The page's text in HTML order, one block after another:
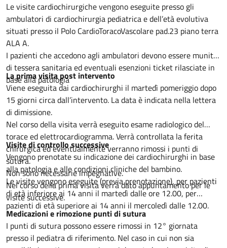
Le visite cardiochirurgiche vengono eseguite presso gli
ambulatori di cardiochirurgia pediatrica e dell’età evolutiva
situati presso il Polo CardioToracoVascolare pad.23 piano terra
ALA A.
I pazienti che accedono agli ambulatori devono essere muniti
di tessera sanitaria ed eventuali esenzioni ticket rilasciate in
base alla patologia
La prima visita post intervento
Viene eseguita dai cardiochirurghi il martedì pomeriggio dopo
15 giorni circa dall’intervento. La data è indicata nella lettera
di dimissione.
Nel corso della visita verrà eseguito esame radiologico del
torace ed elettrocardiogramma. Verrà controllata la ferita
chirurgica ed eventualmente verranno rimossi i punti di
sutura.
Non sono necessarie impegnative.
Nel corso della prima visita verrà dato appuntamento per le
visite successive.
Visite di controllo successive
Vengono prenotate su indicazione dei cardiochirurghi in base
alla patologia e alle condizioni cliniche del bambino.
Le visite vengono eseguite (previa prenotazione), per pazienti
di età inferiore ai 14 anni il martedì dalle ore 12.00, per
pazienti di età superiore ai 14 anni il mercoledì dalle 12.00.
Medicazioni e rimozione punti di sutura
I punti di sutura possono essere rimossi in 12° giornata
presso il pediatra di riferimento. Nel caso in cui non sia